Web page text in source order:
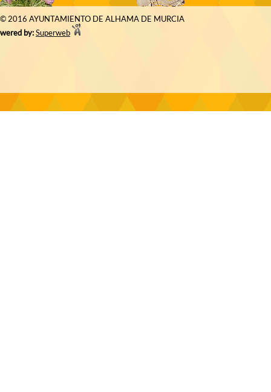
© 2016 AYUNTAMIENTO DE ALHAMA DE MURCIA
by:Superweb